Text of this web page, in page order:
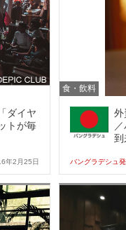
ダイヤ
トが毎
年2月25日
食・飲料
外
到
バングラデシュ発